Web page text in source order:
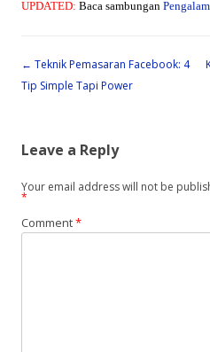
UPDATED: Baca sambungan
Post navigation
← Teknik Pemasaran Facebook: 4
Tip Simple Tapi Power
Leave a Reply
Your email address will not be
*
Comment*